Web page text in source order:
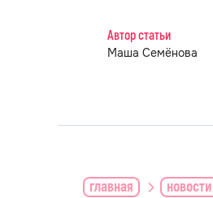
Автор статьи
Маша Семёнова
главная